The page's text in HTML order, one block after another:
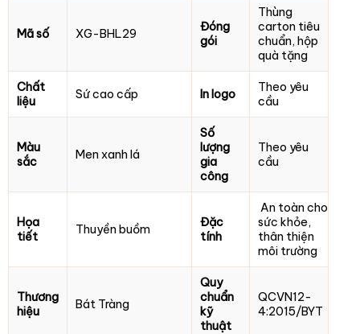
Mã số XG-BHL29
Đóng
gói
Thùng
carton tiêu
chuẩn, hộp
quà tặng
Chất
liệu
Sứ cao cấp In logo
Theo yêu
cầu
Màu
sắc
Men xanh lá
Số
lượng
gia
công
Theo yêu
cầu
Họa
tiết
Thuyền buồm
Đặc
tính
An toàn cho
sức khỏe,
thân thiện
môi trường
Thương
hiệu
Bát Tràng
Quy
chuẩn
kỹ
thuật
QCVN12-
4:2015/BYT